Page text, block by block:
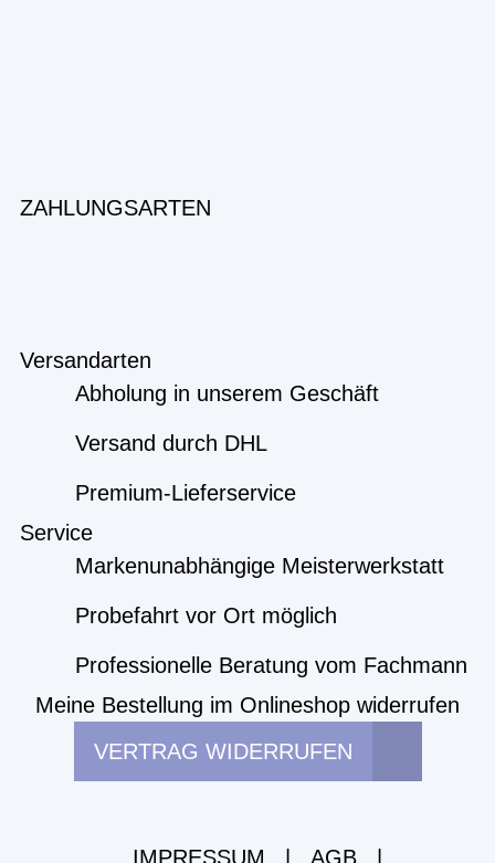
ZAHLUNGSARTEN
Versandarten
Abholung in unserem Geschäft
Versand durch DHL
Premium-Lieferservice
Service
Markenunabhängige Meisterwerkstatt
Probefahrt vor Ort möglich
Professionelle Beratung vom Fachmann
Meine Bestellung im Onlineshop widerrufen
VERTRAG WIDERRUFEN
IMPRESSUM AGB